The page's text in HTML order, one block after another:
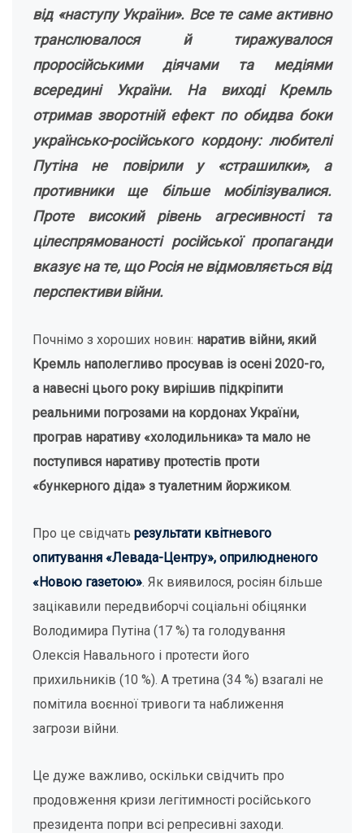
від «наступу України». Все те саме активно
транслювалося й тиражувалося
проросійськими діячами та медіями
всередині України. На виході Кремль
отримав зворотній ефект по обидва боки
українсько-російського кордону: любителі
Путіна не повірили у «страшилки», а
противники ще більше мобілізувалися.
Проте високий рівень агресивності та
цілеспрямованості російської пропаганди
вказує на те, що Росія не відмовляється від
перспективи війни.
Почнімо з хороших новин: наратив війни, який
Кремль наполегливо просував із осені 2020-го,
а навесні цього року вирішив підкріпити
реальними погрозами на кордонах України,
програв наративу «холодильника» та мало не
поступився наративу протестів проти
«бункерного діда» з туалетним йоржиком.
Про це свідчать результати квітневого
опитування «Левада-Центру», оприлюдненого
«Новою газетою». Як виявилося, росіян більше
зацікавили передвиборчі соціальні обіцянки
Володимира Путіна (17 %) та голодування
Олексія Навального і протести його
прихильників (10 %). А третина (34 %) взагалі не
помітила воєнної тривоги та наближення
загрози війни.
Це дуже важливо, оскільки свідчить про
продовження кризи легітимності російського
президента попри всі репресивні заходи.